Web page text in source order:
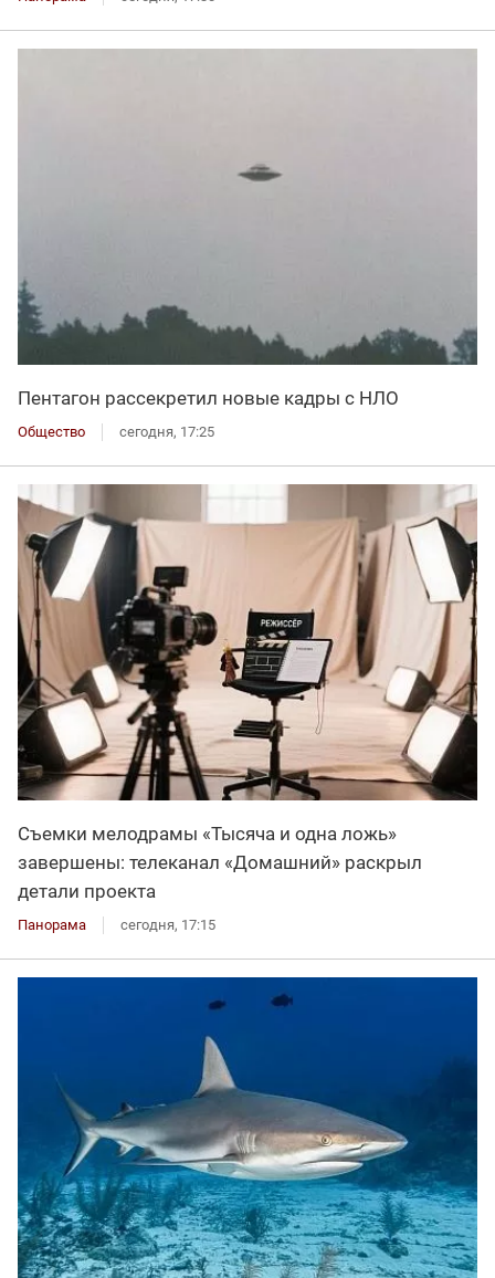
Пентагон рассекретил новые кадры с НЛО
Общество сегодня, 17:25
Съемки мелодрамы «Тысяча и одна ложь»
завершены: телеканал «Домашний» раскрыл
детали проекта
Панорама сегодня, 17:15